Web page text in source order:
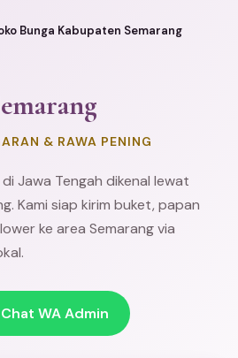
Bunga Kabupaten Semarang
& RAWA PENING
di Jawa Tengah dikenal lewat
Kami siap kirim buket, papan
ke area Semarang via
Chat WA Admin